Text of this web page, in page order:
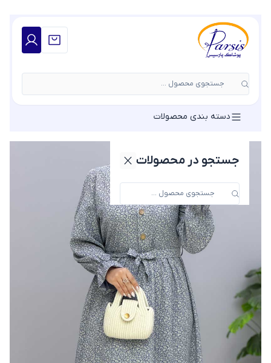
جستجوی محصول ...
جستجو در محصولات
دسته بندی محصولات